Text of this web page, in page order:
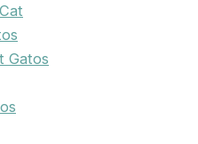
Gatos